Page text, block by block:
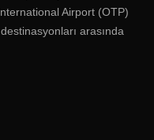
Airport (OTP)
arasında